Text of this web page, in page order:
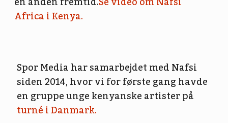
Africa i Kenya.
Spor Media har samarbejdet med Nafsi
siden 2014, hvor vi for første gang havde
en gruppe unge kenyanske artister på
turné i Danmark.